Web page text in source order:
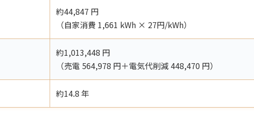
約44,847 円
（自家消費 1,661 kWh × 27円/kWh）
約1,013,448 円
（売電 564,978 円＋電気代削減 448,470 円）
約14.8 年